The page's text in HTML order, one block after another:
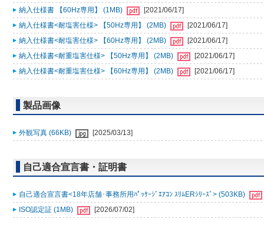
納入仕様書 【60Hz専用】 (1MB)
[2021/06/17]
納入仕様書<耐塩害仕様> 【50Hz専用】 (2MB)
[2021/06/17]
納入仕様書<耐塩害仕様> 【60Hz専用】 (2MB)
[2021/06/17]
納入仕様書<耐重塩害仕様> 【50Hz専用】 (2MB)
[2021/06/17]
納入仕様書<耐重塩害仕様> 【60Hz専用】 (2MB)
[2021/06/17]
製品画像
外観写真 (66KB) [2025/03/13]
自己適合宣言書・証明書
自己適合宣言書<18年店舗･事務所用ﾊﾟｯｹｰｼﾞｴｱｺﾝ ｽﾘﾑERｼﾘｰｽﾞ> (503KB)
ISO認定証 (1MB)
[2026/07/02]